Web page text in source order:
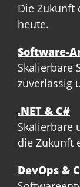
Die Zukunft
heute.
Software-
Skalierbare
zuverlässig
.NET & C#
Skalierbare
die Zukunft
DevOps &